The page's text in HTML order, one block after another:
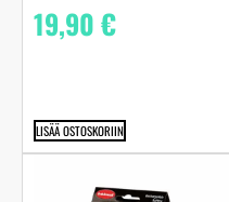
19,90€
LISÄÄ OSTOSKORIIN